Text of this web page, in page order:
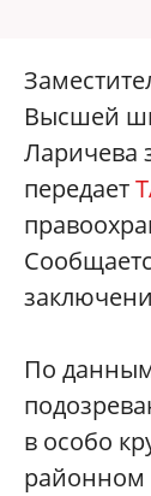
Высшей
Ларичева
передает
По данным
в особо
районном